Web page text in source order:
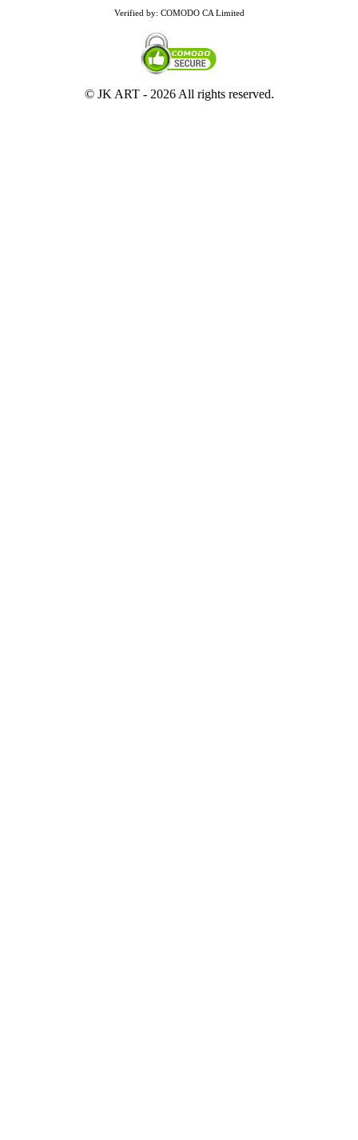
Verified by: COMODO CA Limited
© JK ART - 2026 All rights reserved.